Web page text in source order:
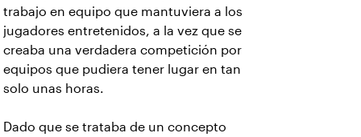
trabajo en equipo que mantuviera a los
jugadores entretenidos, a la vez que se
creaba una verdadera competición por
equipos que pudiera tener lugar en tan
solo unas horas.
Dado que se trataba de un concepto